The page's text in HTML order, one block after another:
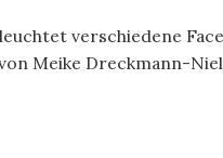
verschiedene
Meike Dreckmann-